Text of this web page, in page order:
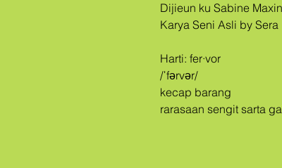
Dijieun ku Sabine
Karya Seni Asli by Sera
Harti: fer·vor
/ˈfərvər/
kecap barang
rarasaan sengit sarta